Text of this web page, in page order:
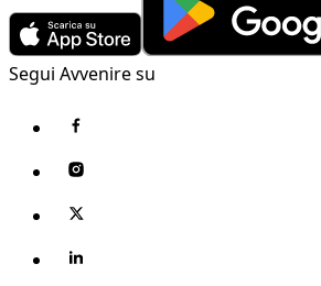
Segui Avvenire su